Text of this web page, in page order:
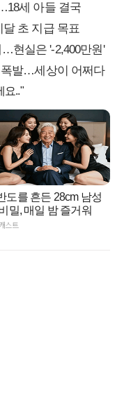
세 아들 결국
초 지급 목표
현실은 '-2,400만원'
폭발…세상이 어쩌다
요.."
도를 흔든 28cm 남성
밀, 매일 밤 즐거워
스트